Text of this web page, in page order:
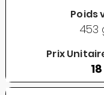
Poids
453
Prix
18